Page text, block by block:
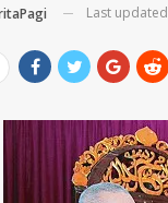
Last updated